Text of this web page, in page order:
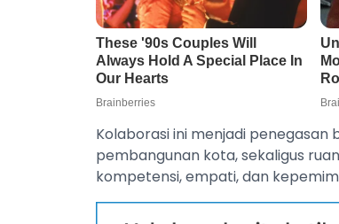
Kolaborasi ini menjadi
pembangunan kota, sekaligus
kompetensi, empati, dan